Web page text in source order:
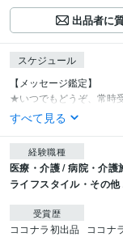
出品者に
スケジュール
【メッセージ鑑定】
★いつでもどうぞ、常時
すべて見る
経験職種
医療・介護 / 病院・介護
ライフスタイル・その他
受賞歴
ココナラ初出品 ココナ